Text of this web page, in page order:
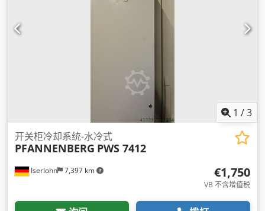
1 /3
Iserlohn 7,397 km
开关柜冷却系统-水冷式
PFANNENBERG PWS 7412
€1,750
VB 不含增值税